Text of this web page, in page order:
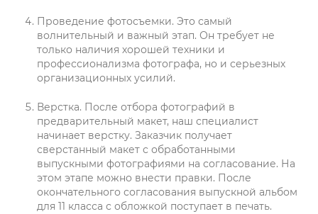
Проведение фотосъемки. Это самый
волнительный и важный этап. Он требует не
только наличия хорошей техники и
профессионализма фотографа, но и серьезных
организационных усилий.
Верстка. После отбора фотографий в
предварительный макет, наш специалист
начинает верстку. Заказчик получает
сверстанный макет с обработанными
выпускными фотографиями на согласование. На
этом этапе можно внести правки. После
окончательного согласования выпускной альбом
для 11 класса с обложкой поступает в печать.